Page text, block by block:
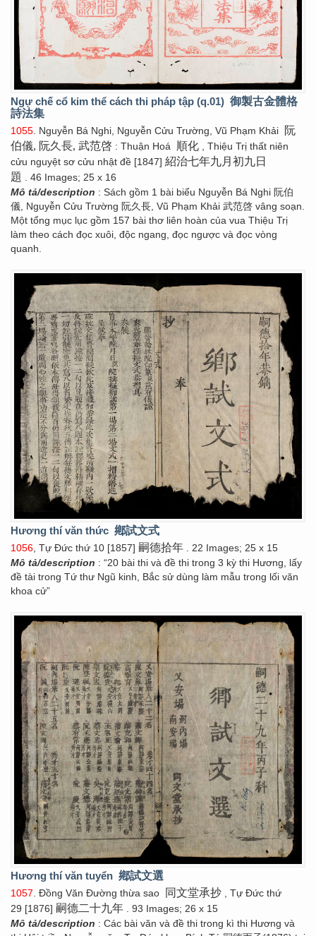
Ngự chế cổ kim thể cách thi pháp tập (q.01) 御製古金體格
詩法集
1055 . Nguyễn Bá Nghi, Nguyễn Cửu Trường, Vũ Phạm Khải
阮
伯儀, 阮久長, 武范啓 : Thuận Hoá 順化 , Thiệu Trị thất niên
cửu nguyệt sơ cửu nhật đề [1847] 紹治七年九月初九日
題
. 46 Images; 25 x 16
Mô tả/description : Sách gồm 1 bài biểu Nguyễn Bá Nghi 阮伯
儀, Nguyễn Cửu Trường 阮久長, Vũ Phạm Khải 武范啓 vâng soạn.
Một tổng mục lục gồm 157 bài thơ liên hoàn của vua Thiệu Trị
làm theo cách đọc xuôi, độc ngang, đọc ngược và đọc vòng
quanh.
Hương thí văn thức 鄕試文式
1056, Tự Đức thứ 10 [1857] 嗣德拾年 . 22 Images; 25 x 15
Mô tả/description : “20 bài thi và đề thi trong 3 kỳ thi Hương, lấy
đề tài trong Tứ thư Ngũ kinh, Bắc sử dùng làm mẫu trong lối văn
khoa cử”
Hương thí văn tuyển 鄕試文選
1057. Đồng Văn Đường thừa sao 同文堂承抄 , Tự Đức thứ
29 [1876] 嗣德二十九年 . 93 Images; 26 x 15
Mô tả/description : Các bài văn và đề thi trong kì thi Hương và